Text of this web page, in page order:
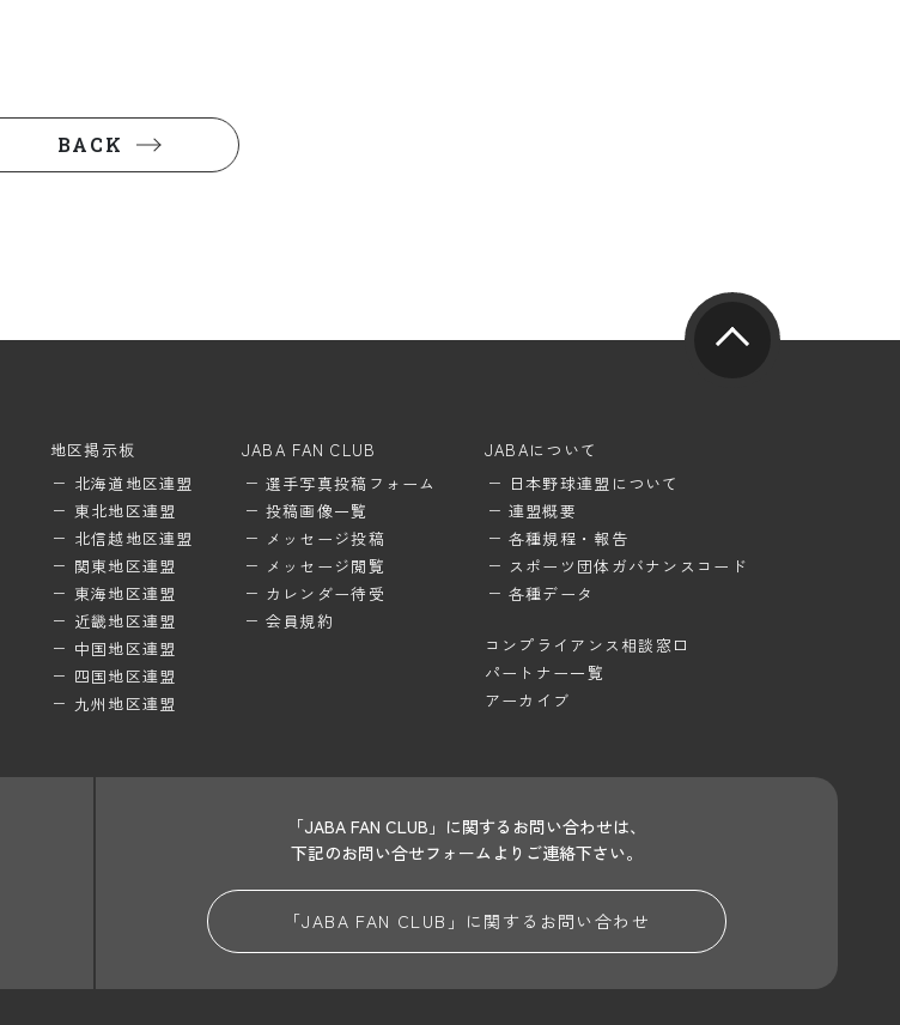
BACK
地区掲示板
北海道地区連盟
東北地区連盟
北信越地区連盟
関東地区連盟
東海地区連盟
近畿地区連盟
中国地区連盟
四国地区連盟
九州地区連盟
JABA FAN CLUB
選手写真投稿フォーム
投稿画像一覧
メッセージ投稿
メッセージ閲覧
カレンダー待受
会員規約
JABAについて
日本野球連盟について
連盟概要
各種規程・報告
スポーツ団体ガバナンスコード
各種データ
コンプライアンス相談窓口
パートナー一覧
アーカイブ
「JABA FAN CLUB」に関するお問い合わせは、
下記のお問い合せフォームよりご連絡下さい。
「JABA FAN CLUB」に関する お問い合わせ